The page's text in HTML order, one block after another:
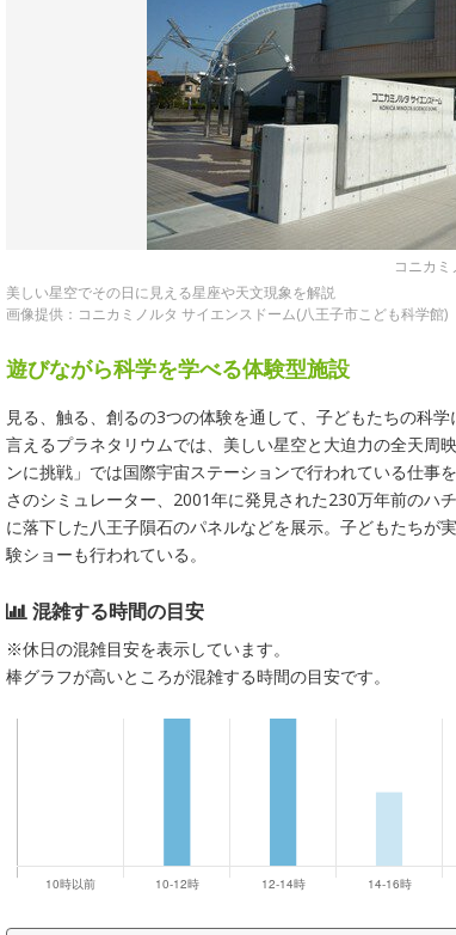
コニカ
美しい星空でその日に見える星座や天文現象を解説
画像提供：コニカミノルタ サイエンスドーム(八王子市こども科学館)
遊びながら科学を学べる体験型施設
見る、触る、創るの3つの体験を通して、子どもたちの科
言えるプラネタリウムでは、美しい星空と大迫力の全天周
ンに挑戦」では国際宇宙ステーションで行われている仕事
さのシミュレーター、2001年に発見された230万年前のハ
に落下した八王子隕石のパネルなどを展示。子どもたちが
験ショーも行われている。
混雑する時間の目安
※休日の混雑目安を表示しています。
棒グラフが高いところが混雑する時間の目安です。